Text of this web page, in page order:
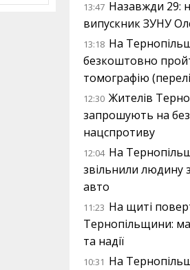
13:47 Назавжди 29:
випускник ЗУНУ
13:18 На
безкоштовно
томографію
12:30 Жителів
запрошують на
нацспротиву
12:04 На
звільнили людину
авто
11:23 На щиті
Тернопільщини:
та надії
10:31 На